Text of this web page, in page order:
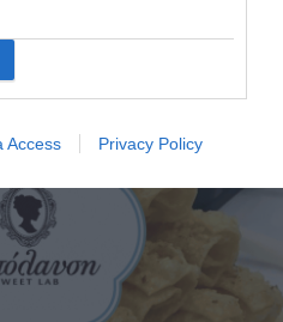
Access Privacy Policy